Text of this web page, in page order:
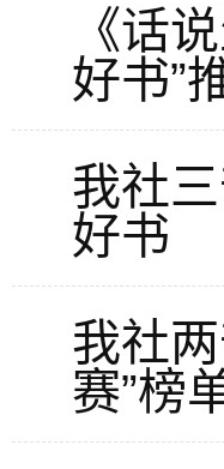
《话
好书”
我社
好书
我社
赛”榜